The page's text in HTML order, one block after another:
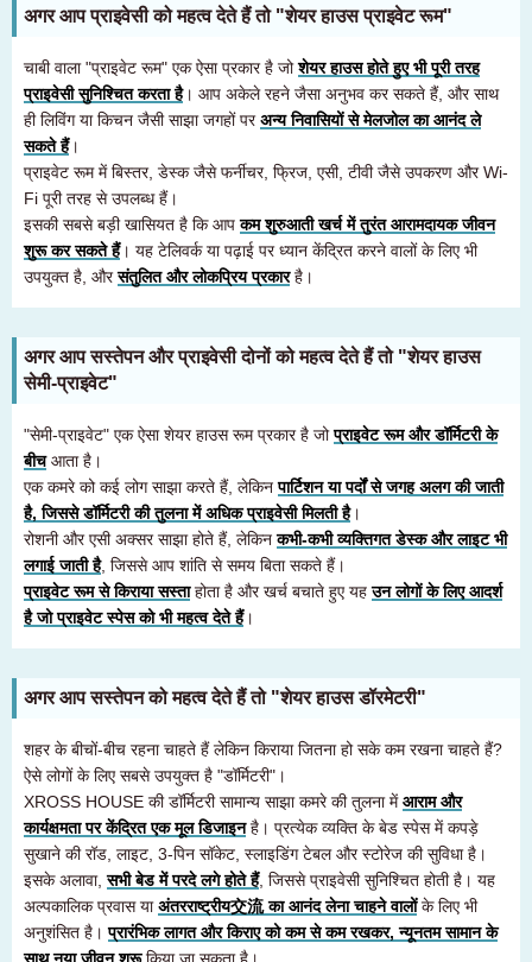
अगर आप प्राइवेसी को महत्व देते हैं तो "शेयर हाउस प्राइवेट रूम"
चाबी वाला "प्राइवेट रूम" एक ऐसा प्रकार है जोशेयर हाउस होते हुए भी पूरी तरह
प्राइवेसी सुनिश्चित करता है। आप अकेले रहने जैसा अनुभव कर सकते हैं, और साथ
ही लिविंग या किचन जैसी साझा जगहों परअन्य निवासियों से मेलजोल का आनंद ले
सकते हैं।
प्राइवेट रूम में बिस्तर, डेस्क जैसे फर्नीचर, फ्रिज, एसी, टीवी जैसे उपकरण और Wi-
Fi पूरी तरह से उपलब्ध हैं।
इसकी सबसे बड़ी खासियत है कि आपकम शुरुआती खर्च में तुरंत आरामदायक जीवन
शुरू कर सकते हैं। यह टेलिवर्क या पढ़ाई पर ध्यान केंद्रित करने वालों के लिए भी
उपयुक्त है, औरसंतुलित और लोकप्रिय प्रकारहै।
अगर आप सस्तेपन और प्राइवेसी दोनों को महत्व देते हैं तो "शेयर हाउस
सेमी-प्राइवेट"
"सेमी-प्राइवेट" एक ऐसा शेयर हाउस रूम प्रकार है जोप्राइवेट रूम और डॉर्मिटरी के
बीचआता है।
एक कमरे को कई लोग साझा करते हैं, लेकिनपार्टिशन या पर्दों से जगह अलग की जाती
है, जिससे डॉर्मिटरी की तुलना में अधिक प्राइवेसी मिलती है।
रोशनी और एसी अक्सर साझा होते हैं, लेकिनकभी-कभी व्यक्तिगत डेस्क और लाइट भी
लगाई जाती है, जिससे आप शांति से समय बिता सकते हैं।
प्राइवेट रूम से किराया सस्ताहोता है और खर्च बचाते हुए यहउन लोगों के लिए आदर्श
है जो प्राइवेट स्पेस को भी महत्व देते हैं।
अगर आप सस्तेपन को महत्व देते हैं तो "शेयर हाउस डॉरमेटरी"
शहर के बीचों-बीच रहना चाहते हैं लेकिन किराया जितना हो सके कम रखना चाहते हैं?
ऐसे लोगों के लिए सबसे उपयुक्त है "डॉर्मिटरी"।
XROSS HOUSE की डॉर्मिटरी सामान्य साझा कमरे की तुलना मेंआराम और
कार्यक्षमता पर केंद्रित एक मूल डिजाइनहै। प्रत्येक व्यक्ति के बेड स्पेस में कपड़े
सुखाने की रॉड, लाइट, 3-पिन सॉकेट, स्लाइडिंग टेबल और स्टोरेज की सुविधा है।
इसके अलावा,सभी बेड में परदे लगे होते हैं, जिससे प्राइवेसी सुनिश्चित होती है। यह
अल्पकालिक प्रवास याअंतरराष्ट्रीय交流 का आनंद लेना चाहने वालोंके लिए भी
अनुशंसित है।प्रारंभिक लागत और किराए को कम से कम रखकर, न्यूनतम सामान के
साथ नया जीवन शुरूकिया जा सकता है।